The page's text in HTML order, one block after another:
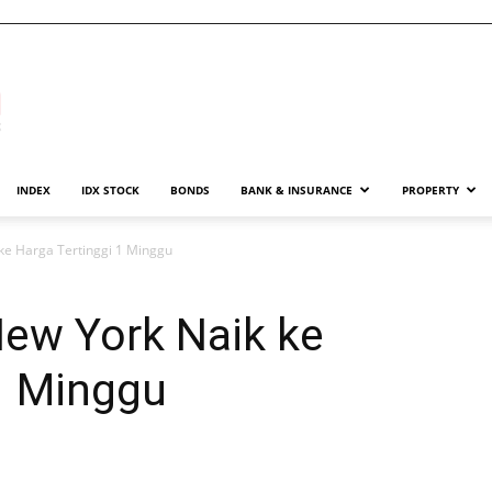
INDEX IDX STOCK BONDS BANK & INSURANCE PROPERTY
Harga Tertinggi 1 Minggu
York Naik ke
Minggu